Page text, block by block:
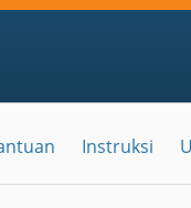
Instruksi